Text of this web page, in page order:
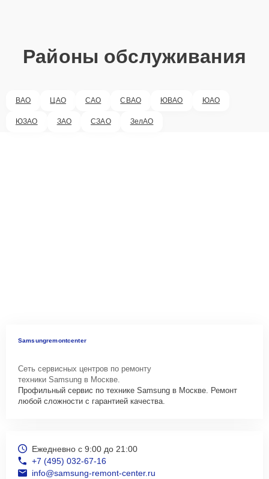
Районы обслуживания
ВАО ЦАО САО СВАО ЮВАО ЮАО
ЮЗАО ЗАО СЗАО ЗелАО
Samsungremontcenter
Сеть сервисных центров по ремонту
техники Samsung в Москве.
Профильный сервис по технике Samsung в Москве. Ремонт
любой сложности с гарантией качества.
Ежедневно с 9:00 до 21:00
+7 (495) 032-67-16
info@samsung-remont-center.ru